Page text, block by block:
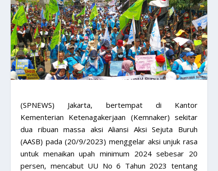
(SPNEWS) Jakarta, bertempat di Kantor
Kementerian Ketenagakerjaan (Kemnaker) sekitar
dua ribuan massa aksi Aliansi Aksi Sejuta Buruh
(AASB) pada (20/9/2023) menggelar aksi unjuk rasa
untuk menaikan upah minimum 2024 sebesar 20
persen, mencabut UU No 6 Tahun 2023 tentang